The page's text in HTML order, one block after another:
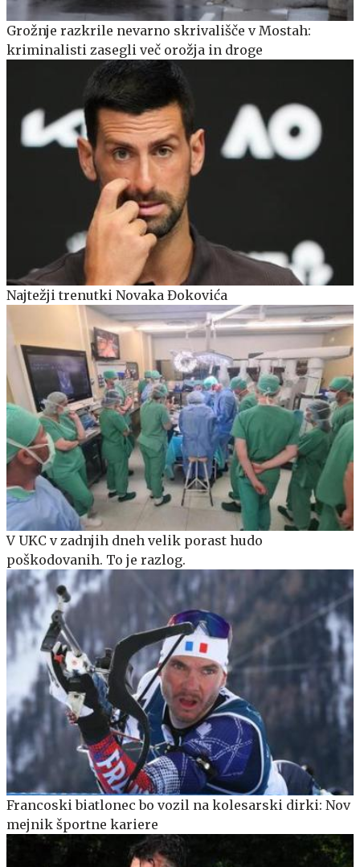
Grožnje razkrile nevarno skrivališče v Mostah:
kriminalisti zasegli več orožja in droge
Najtežji trenutki Novaka Đokovića
V UKC v zadnjih dneh velik porast hudo
poškodovanih. To je razlog.
Francoski biatlonec bo vozil na kolesarski dirki: Nov
mejnik športne kariere